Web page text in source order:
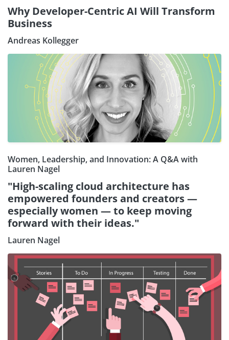
Why Developer-Centric AI Will Transform
Business
Andreas Kollegger
Women, Leadership, and Innovation: A Q&A with
Lauren Nagel
"High-scaling cloud architecture has
empowered founders and creators —
especially women — to keep moving
forward with their ideas."
Lauren Nagel